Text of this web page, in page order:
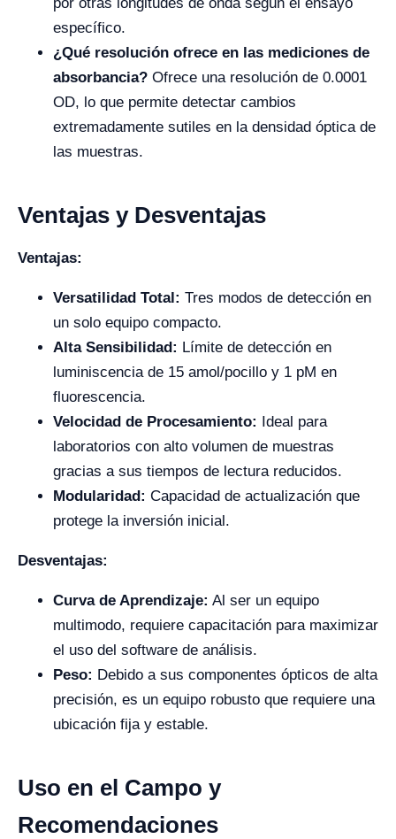
específico.
¿Qué resolución ofrece en las mediciones de
absorbancia? Ofrece una resolución de 0.0001
OD, lo que permite detectar cambios
extremadamente sutiles en la densidad óptica de
las muestras.
Ventajas y Desventajas
Ventajas:
Versatilidad Total: Tres modos de detección en
un solo equipo compacto.
Alta Sensibilidad: Límite de detección en
luminiscencia de 15 amol/pocillo y 1 pM en
fluorescencia.
Velocidad de Procesamiento: Ideal para
laboratorios con alto volumen de muestras
gracias a sus tiempos de lectura reducidos.
Modularidad: Capacidad de actualización que
protege la inversión inicial.
Desventajas:
Curva de Aprendizaje: Al ser un equipo
multimodo, requiere capacitación para maximizar
el uso del software de análisis.
Peso: Debido a sus componentes ópticos de alta
precisión, es un equipo robusto que requiere una
ubicación fija y estable.
Uso en el Campo y
Recomendaciones